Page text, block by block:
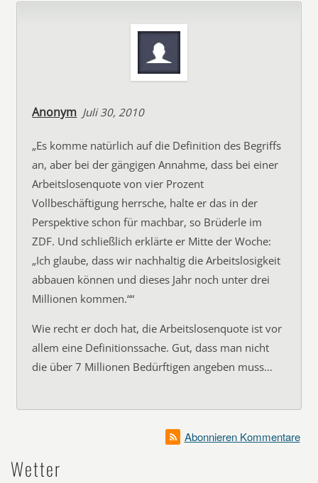
Anonym Juli 30, 2010
„Es komme natürlich auf die Definition des Begriffs
an, aber bei der gängigen Annahme, dass bei einer
Arbeitslosenquote von vier Prozent
Vollbeschäftigung herrsche, halte er das in der
Perspektive schon für machbar, so Brüderle im
ZDF. Und schließlich erklärte er Mitte der Woche:
„Ich glaube, dass wir nachhaltig die Arbeitslosigkeit
abbauen können und dieses Jahr noch unter drei
Millionen kommen.““
Wie recht er doch hat, die Arbeitslosenquote ist vor
allem eine Definitionssache. Gut, dass man nicht
die über 7 Millionen Bedürftigen angeben muss…
Abonnieren Kommentare
Wetter